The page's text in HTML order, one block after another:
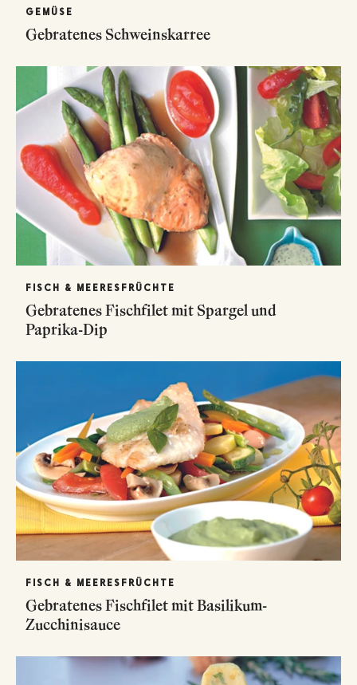
GEMÜSE
Gebratenes Schweinskarree
FISCH & MEERESFRÜCHTE
Gebratenes Fischfilet mit Spargel und
Paprika-Dip
FISCH & MEERESFRÜCHTE
Gebratenes Fischfilet mit Basilikum-
Zucchinisauce